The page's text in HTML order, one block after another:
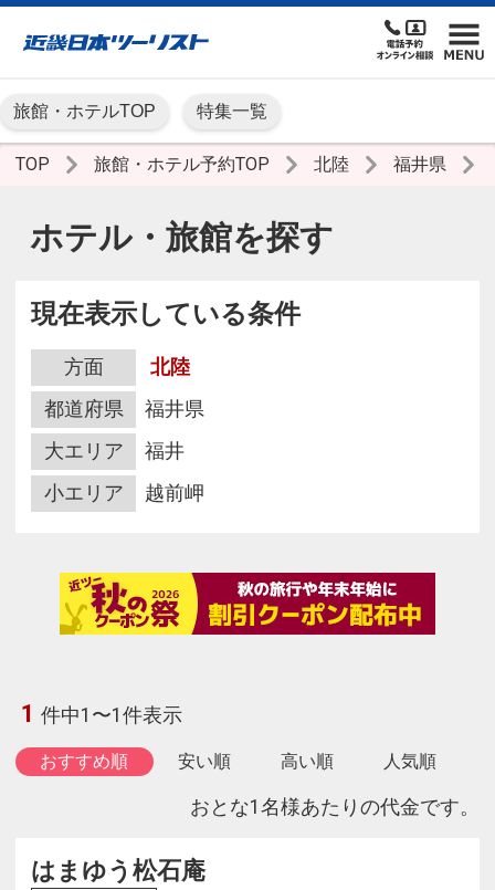
旅館・ホテルTOP 特集一覧
TOP 旅館・ホテル予約TOP 北陸 福井県
ホテル・旅館を探す
現在表示している条件
方面
北陸
都道府県
福井県
大エリア
福井
小エリア
越前岬
1 件中1〜1件表示
おすすめ順 安い順 高い順 人気順
おとな1名様あたりの代金です。
はまゆう松石庵